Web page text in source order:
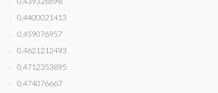
0,4400021413
0,459076957
0,4621212493
0,4712353895
0,474076667